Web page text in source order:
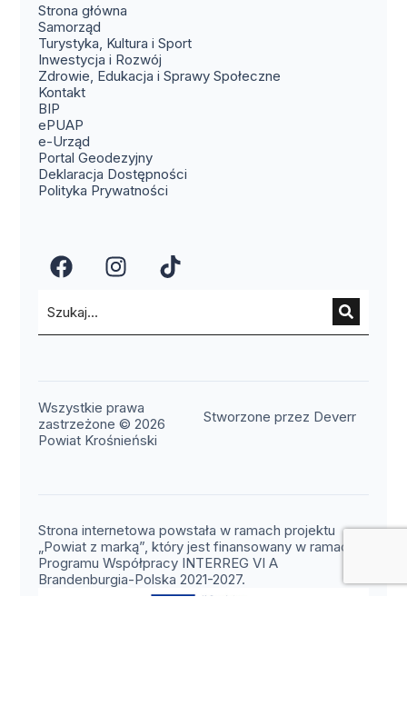
Strona główna
Samorząd
Turystyka, Kultura i Sport
Inwestycja i Rozwój
Zdrowie, Edukacja i Sprawy Społeczne
Kontakt(otwiera się w nowym oknie)
BIP
ePUAP
e-Urząd
Portal Geodezyjny(otwiera się w nowym oknie)
Deklaracja Dostępności
Polityka Prywatności
(otwiera się w nowym oknie)
(otwiera się w nowym
(otwiera się w
Wszystkie prawa
zastrzeżone © 2026
Powiat Krośnieński
Stworzone przez Deverr
Strona internetowa powstała w ramach projektu
„Powiat z marką”, który jest finansowany w ramach
Programu Współpracy INTERREG VI A
Brandenburgia-Polska 2021-2027.